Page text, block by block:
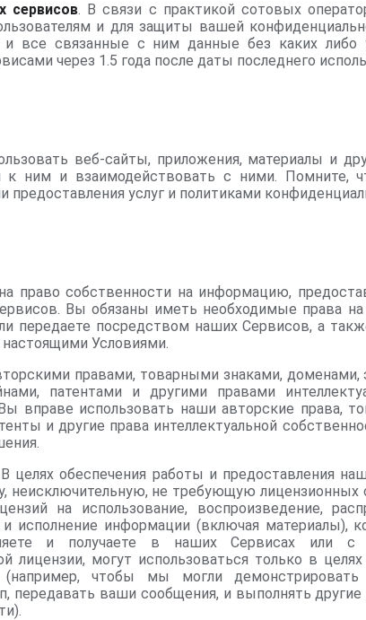
сервисов. В связи с практикой сотовых
и для защиты вашей
и все связанные с ним данные без каких либо
через 1.5 года после даты последнего
веб-сайты, приложения, материалы и
к ним и взаимодействовать с ними. Помните,
услуг и политиками
право собственности на информацию,
Вы обязаны иметь необходимые права
передаете посредством наших Сервисов, а
Условиями.
правами, товарными знаками, доменами,
патентами и другими правами
вправе использовать наши авторские права,
и другие права интеллектуальной
целях обеспечения работы и предоставления
не требующую лицензионных
на использование, воспроизведение,
исполнение информации (включая материалы),
и получаете в наших Сервисах или
лицензии, могут использоваться только в
(например, чтобы мы могли
передавать ваши сообщения, и выполнять